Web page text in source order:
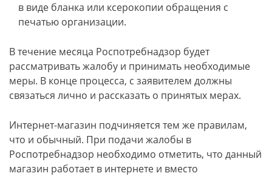
в виде бланка или ксерокопии обращения с
печатью организации.
В течение месяца Роспотребнадзор будет
рассматривать жалобу и принимать необходимые
меры. В конце процесса, с заявителем должны
связаться лично и рассказать о принятых мерах.
Интернет-магазин подчиняется тем же правилам,
что и обычный. При подачи жалобы в
Роспотребнадзор необходимо отметить, что данный
магазин работает в интернете и вместо